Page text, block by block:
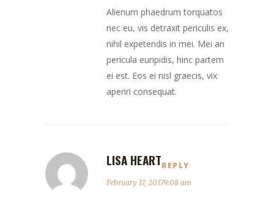
Alienum phaedrum torquatos
nec eu, vis detraxit periculis ex,
nihil expetendis in mei. Mei an
pericula euripidis, hinc partem
ei est. Eos ei nisl graecis, vix
aperiri consequat.
LISA HEARTREPLY
February 17, 20179:08 am